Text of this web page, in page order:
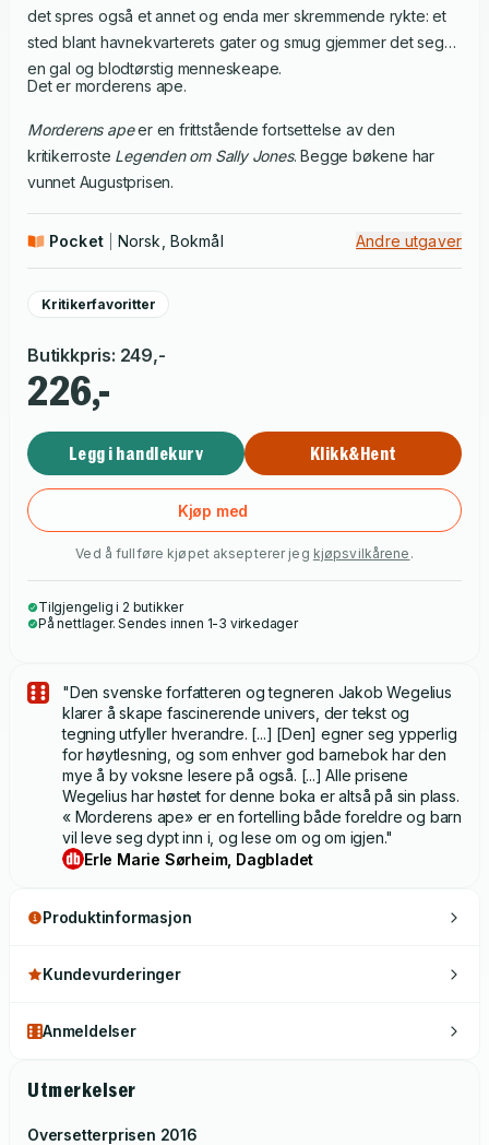
det spres også et annet og enda mer skremmende rykte: et
sted blant havnekvarterets gater og smug gjemmer det seg
en gal og blodtørstig menneskeape.
Det er morderens ape.
Morderens apeer en frittstående fortsettelse av den
kritikerroste Legenden om Sally Jones. Begge bøkene har
vunnet Augustprisen.
Pocket Norsk, Bokmål Andre utgaver
Kritikerfavoritter
Butikkpris: 249,-
226,-
Legg i handlekurv Klikk&Hent
Kjøp med
Ved å fullføre kjøpet aksepterer jeg kjøpsvilkårene .
Tilgjengelig i 2 butikker
På nettlager. Sendes innen 1-3 virkedager
"Den svenske forfatteren og tegneren Jakob Wegelius
klarer å skape fascinerende univers, der tekst og
tegning utfyller hverandre. [...] [Den] egner seg ypperlig
for høytlesning, og som enhver god barnebok har den
mye å by voksne lesere på også. [...] Alle prisene
Wegelius har høstet for denne boka er altså på sin plass.
« Morderens ape» er en fortelling både foreldre og barn
vil leve seg dypt inn i, og lese om og om igjen."
Erle Marie Sørheim, Dagbladet
Produktinformasjon
Kundevurderinger
Anmeldelser
Utmerkelser
Oversetterprisen 2016